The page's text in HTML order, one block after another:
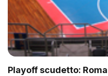
Playoff scudetto: